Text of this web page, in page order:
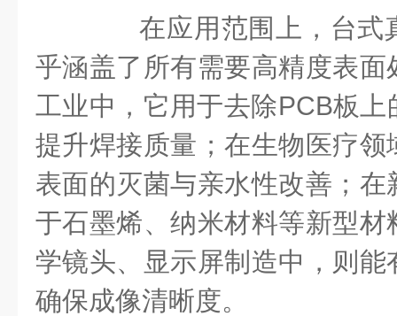
在应用范围上，台式
乎涵盖了所有需要高精度表
工业中，它用于去除PCB板
提升焊接质量；在生物医疗
表面的灭菌与亲水性改善；
于石墨烯、纳米材料等新型
学镜头、显示屏制造中，则
确保成像清晰度。